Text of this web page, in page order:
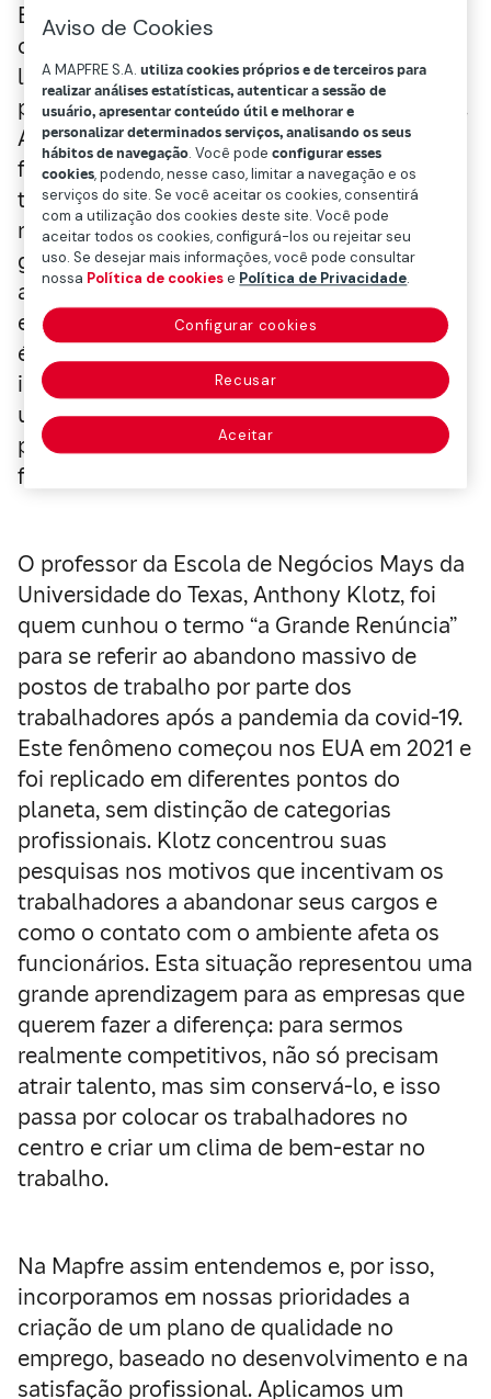
Em um ambiente mutável e competitivo
como o atual, reter o talento a médio e
longo prazo é um desafio para as empresas,
pois é um dos seus ativos mais importantes.
A conciliação e o bem-estar no trabalho são
fatores-chave na permanência dos
trabalhadores a longo prazo, evitando a
rotatividade de pessoal que significa um
gasto de recursos, tempo e energia para
ambas as partes. Se alguma coisa nos
ensinou o
big quitou a “grande desistência“,
é que, afinal, os trabalhadores não se
importam apenas em ter um bom salário ou
um trabalho de prestígio: sua satisfação
pessoal é igual ou mais importante que os
fatores mencionados.
O professor da Escola de Negócios Mays da
Universidade do Texas, Anthony Klotz, foi
quem cunhou o termo “a Grande Renúncia”
para se referir ao abandono massivo de
postos de trabalho por parte dos
trabalhadores após a pandemia da covid-19.
Este fenômeno começou nos EUA em 2021 e
foi replicado em diferentes pontos do
planeta, sem distinção de categorias
profissionais. Klotz concentrou suas
pesquisas nos motivos que incentivam os
trabalhadores a abandonar seus cargos e
como o contato com o ambiente afeta os
funcionários. Esta situação representou uma
grande aprendizagem para as empresas que
querem fazer a diferença: para sermos
realmente competitivos, não só precisam
atrair talento, mas sim conservá-lo, e isso
passa por colocar os trabalhadores no
centro e criar um clima de bem-estar no
trabalho.
Na Mapfre assim entendemos e, por isso,
incorporamos em nossas prioridades a
criação de um plano de qualidade no
emprego, baseado no desenvolvimento e na
satisfação profissional. Aplicamos um
Aviso de Cookies
A MAPFRE S.A.utiliza cookies próprios e de terceiros para
realizar análises estatísticas, autenticar a sessão de
usuário, apresentar conteúdo útil e melhorar e
personalizar determinados serviços, analisando os seus
hábitos de navegação. Você podeconfigurar esses
cookies, podendo, nesse caso, limitar a navegação e os
serviços do site. Se você aceitar os cookies, consentirá
com a utilização dos cookies deste site. Você pode
aceitar todos os cookies, configurá-los ou rejeitar seu
uso. Se desejar mais informações, você pode consultar
nossa Política de cookiese Política de Privacidade.
Configurar cookies
Recusar
Aceitar